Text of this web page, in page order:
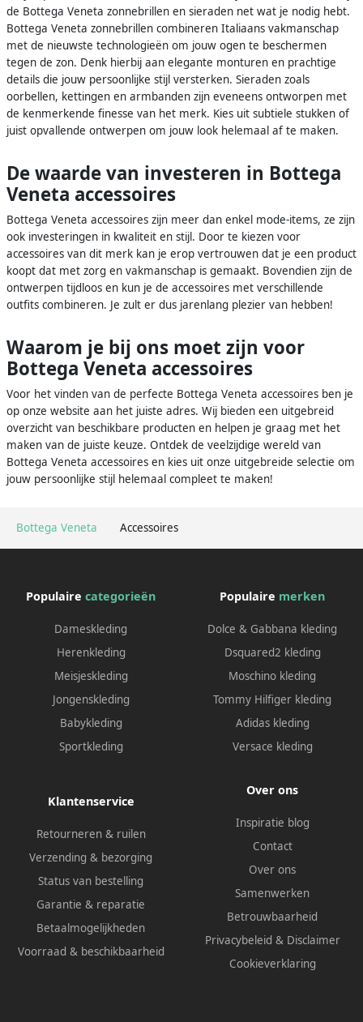
Bottega Veneta Accessoires
de Bottega Veneta zonnebrillen en sieraden net wat je nodig hebt.
Bottega Veneta zonnebrillen combineren Italiaans vakmanschap
met de nieuwste technologieën om jouw ogen te beschermen
tegen de zon. Denk hierbij aan elegante monturen en prachtige
details die jouw persoonlijke stijl versterken. Sieraden zoals
oorbellen, kettingen en armbanden zijn eveneens ontworpen met
de kenmerkende finesse van het merk. Kies uit subtiele stukken of
juist opvallende ontwerpen om jouw look helemaal af te maken.
De waarde van investeren in Bottega
Veneta accessoires
Bottega Veneta accessoires zijn meer dan enkel mode-items, ze zijn
ook investeringen in kwaliteit en stijl. Door te kiezen voor
accessoires van dit merk kan je erop vertrouwen dat je een product
koopt dat met zorg en vakmanschap is gemaakt. Bovendien zijn de
ontwerpen tijdloos en kun je de accessoires met verschillende
outfits combineren. Je zult er dus jarenlang plezier van hebben!
Waarom je bij ons moet zijn voor
Bottega Veneta accessoires
Voor het vinden van de perfecte Bottega Veneta accessoires ben je
op onze website aan het juiste adres. Wij bieden een uitgebreid
overzicht van beschikbare producten en helpen je graag met het
maken van de juiste keuze. Ontdek de veelzijdige wereld van
Bottega Veneta accessoires en kies uit onze uitgebreide selectie om
jouw persoonlijke stijl helemaal compleet te maken!
Populaire categorieën
Dameskleding
Herenkleding
Meisjeskleding
Jongenskleding
Babykleding
Sportkleding
Populaire merken
Dolce & Gabbana kleding
Dsquared2 kleding
Moschino kleding
Tommy Hilfiger kleding
Adidas kleding
Versace kleding
Klantenservice
Retourneren & ruilen
Verzending & bezorging
Status van bestelling
Garantie & reparatie
Betaalmogelijkheden
Voorraad & beschikbaarheid
Over ons
Inspiratie blog
Contact
Over ons
Samenwerken
Betrouwbaarheid
Privacybeleid & Disclaimer
Cookieverklaring